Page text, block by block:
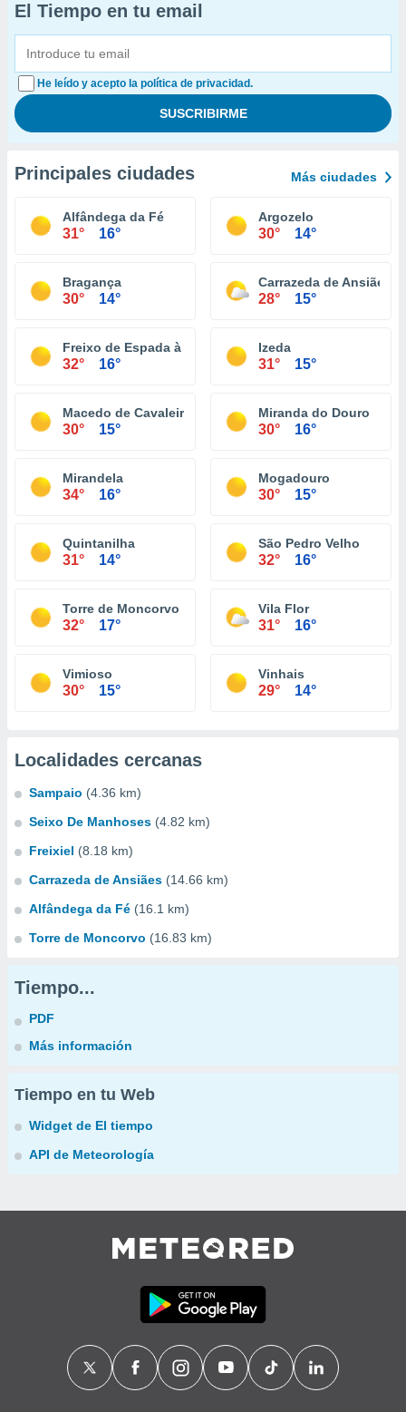
El Tiempo en tu email
He leído y acepto la política de privacidad.
Principales ciudades Más ciudades
Alfândega da Fé
31° 16°
Argozelo
30° 14°
Bragança
30° 14°
Carrazeda de Ansiães
28° 15°
Freixo de Espada à Cinta
32° 16°
Izeda
31° 15°
Macedo de Cavaleiros
30° 15°
Miranda do Douro
30° 16°
Mirandela
34° 16°
Mogadouro
30° 15°
Quintanilha
31° 14°
São Pedro Velho
32° 16°
Torre de Moncorvo
32° 17°
Vila Flor
31° 16°
Vimioso
30° 15°
Vinhais
29° 14°
Localidades cercanas
Sampaio (4.36 km)
Seixo De Manhoses (4.82 km)
Freixiel (8.18 km)
Carrazeda de Ansiães (14.66 km)
Alfândega da Fé (16.1 km)
Torre de Moncorvo (16.83 km)
Tiempo...
PDF
Más información
Tiempo en tu Web
Widget de El tiempo
API de Meteorología